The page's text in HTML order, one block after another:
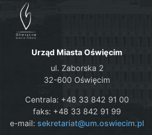
Urząd Miasta Oświęcim
ul. Zaborska 2
32-600 Oświęcim
Centrala: +48 33 842 91 00
faks: +48 33 842 91 99
e-mail: sekretariat@um.oswiecim.pl